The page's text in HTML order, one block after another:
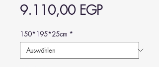
9.110,00 EGPPreis
150*195*25cm *